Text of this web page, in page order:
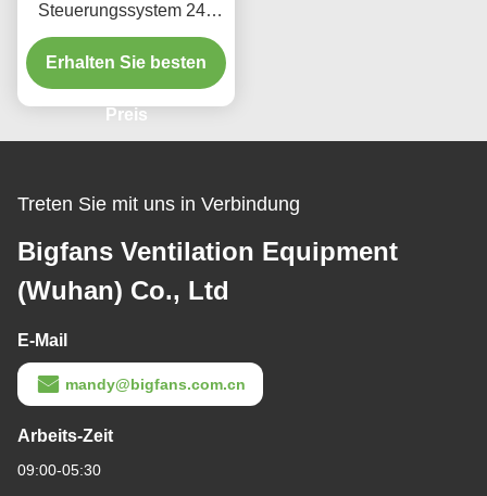
Steuerungssystem 24ft
PMSM-Ventilatoren
Großlagerdeckenventilatoren
Erhalten Sie besten
Preis
Treten Sie mit uns in Verbindung
Bigfans Ventilation Equipment
(Wuhan) Co., Ltd
E-Mail
mandy@bigfans.com.cn
Arbeits-Zeit
09:00-05:30